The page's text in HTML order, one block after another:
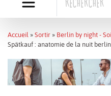
Accueil » Sortir » Berlin by night -
Spätkauf : anatomie de la nuit